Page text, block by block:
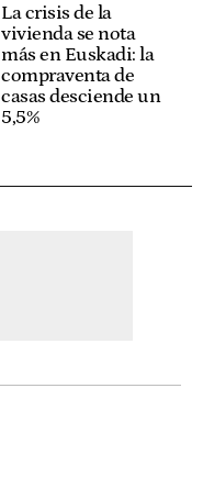
La crisis de la
vivienda se nota
más en Euskadi: la
compraventa de
casas desciende un
5,5%